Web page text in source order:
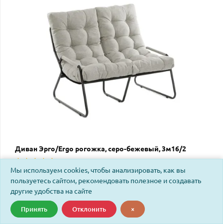
Диван Эрго/Ergo рогожка, серо-бежевый, 3м16/2
Код: 25093
Мы используем cookies, чтобы анализировать, как вы
пользуетесь сайтом, рекомендовать полезное и создавать
другие удобства на сайте
Принять Отклонить ×